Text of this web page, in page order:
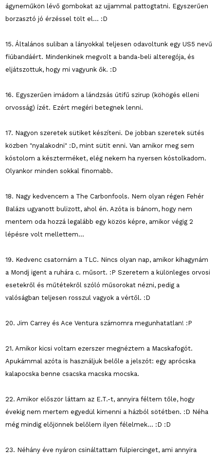
ágyneműkön lévő gombokat az ujjammal pattogtatni. Egyszerűen
borzasztó jó érzéssel tölt el... :D
15. Általános suliban a lányokkal teljesen odavoltunk egy US5 nevű
fiúbandáért. Mindenkinek megvolt a banda-beli alteregója, és
eljátszottuk, hogy mi vagyunk ők. :D
16. Egyszerűen imádom a lándzsás útifű szirup (köhögés elleni
orvosság) ízét. Ezért megéri betegnek lenni.
17. Nagyon szeretek sütiket készíteni. De jobban szeretek sütés
közben "nyalakodni" :D, mint sütit enni. Van amikor meg sem
kóstolom a készterméket, elég nekem ha nyersen kóstolkadom.
Olyankor minden sokkal finomabb.
18. Nagy kedvencem a The Carbonfools. Nem olyan régen Fehér
Balázs ugyanott bulizott, ahol én. Azóta is bánom, hogy nem
mentem oda hozzá legalább egy közös képre, amikor végig 2
lépésre volt mellettem...
19. Kedvenc csatornám a TLC. Nincs olyan nap, amikor kihagynám
a Mondj igent a ruhára c. műsort. :P Szeretem a különleges orvosi
esetekről és műtétekről szóló műsorokat nézni, pedig a
valóságban teljesen rosszul vagyok a vértől. :D
20. Jim Carrey és Ace Ventura számomra megunhatatlan! :P
21. Amikor kicsi voltam ezerszer megnéztem a Macskafogót.
Apukámmal azóta is használjuk belőle a jelszót: egy aprócska
kalapocska benne csacska macska mocska.
22. Amikor először láttam az E.T.-t, annyira féltem tőle, hogy
évekig nem mertem egyedül kimenni a házból sötétben. :D Néha
még mindig előjönnek belőlem ilyen félelmek... :D :D
23. Néhány éve nyáron csináltattam fülpiercinget, ami annyira